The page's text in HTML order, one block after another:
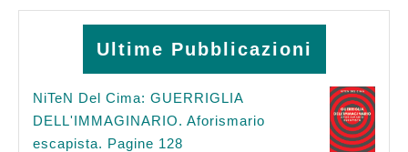
Ultime Pubblicazioni
NiTeN Del Cima: GUERRIGLIA
DELL'IMMAGINARIO. Aforismario
escapista. Pagine 128